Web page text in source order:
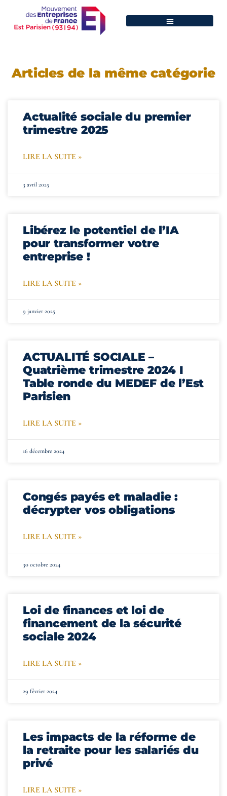
Articles de la même catégorie
Actualité sociale du premier
trimestre 2025
LIRE LA SUITE »
3 avril 2025
Libérez le potentiel de l’IA
pour transformer votre
entreprise !
LIRE LA SUITE »
9 janvier 2025
ACTUALITÉ SOCIALE –
Quatrième trimestre 2024 I
Table ronde du MEDEF de l’Est
Parisien
LIRE LA SUITE »
16 décembre 2024
Congés payés et maladie :
décrypter vos obligations
LIRE LA SUITE »
30 octobre 2024
Loi de finances et loi de
financement de la sécurité
sociale 2024
LIRE LA SUITE »
29 février 2024
Les impacts de la réforme de
la retraite pour les salariés du
privé
LIRE LA SUITE »